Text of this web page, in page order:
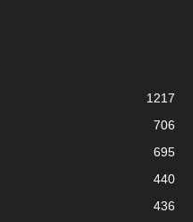
1217
706
695
440
436